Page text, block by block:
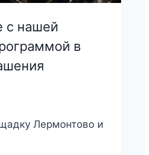
с нашей
в
Лермонтово и